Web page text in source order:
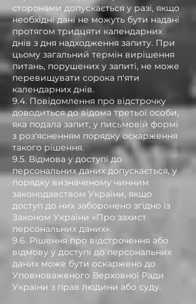
сторонами допускається у разі, якщо
необхідні дані не можуть бути надані
протягом тридцяти календарних
днів з дня надходження запиту. При
цьому загальний термін вирішення
питань, порушених у запиті, не може
перевищувати сорока п'яти
календарних днів.
9.4. Повідомлення про відстрочку
доводиться до відома третьої особи,
яка подала запит, у письмовій формі
з роз'ясненням порядку оскарження
такого рішення.
9.5. Відмова у доступі до
персональних даних допускається, у
порядку визначеному чинним
законодавством України, якщо
доступ до них заборонено згідно із
Законом України «Про захист
персональних даних».
9.6. Рішення про відстрочення або
відмову у доступі до персональних
даних може бути оскаржено до
Уповноваженого Верховної Ради
України з прав людини або суду.